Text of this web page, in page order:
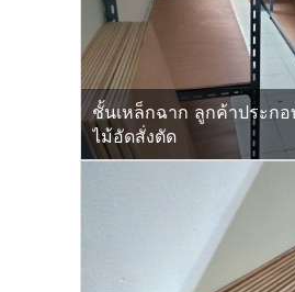
ชั้นเหล็กฉาก ลูกค้าประกอ
ไม้อัดสั่งตัด